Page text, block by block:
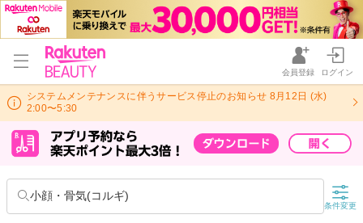
会員登録 ログイン
システムメンテナンスに伴うサービス停止のお知らせ 8月12日 (水)
2:00〜5:30
小顔・骨気(コルギ)
条件変更